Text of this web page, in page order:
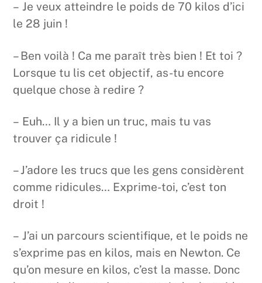
– Je veux atteindre le poids de 70 kilos d’ici
le 28 juin !
– Ben voilà ! Ca me paraît très bien ! Et toi ?
Lorsque tu lis cet objectif, as-tu encore
quelque chose à redire ?
– Euh… Il y a bien un truc, mais tu vas
trouver ça ridicule !
– J’adore les trucs que les gens considèrent
comme ridicules… Exprime-toi, c’est ton
droit !
– J’ai un parcours scientifique, et le poids ne
s’exprime pas en kilos, mais en Newton. Ce
qu’on mesure en kilos, c’est la masse. Donc